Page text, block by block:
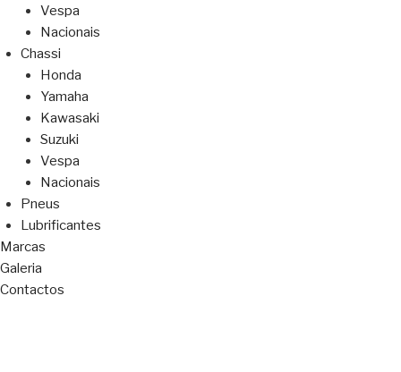
Vespa
Nacionais
Chassi
Honda
Yamaha
Kawasaki
Suzuki
Vespa
Nacionais
Pneus
Lubrificantes
Marcas
Galeria
Contactos